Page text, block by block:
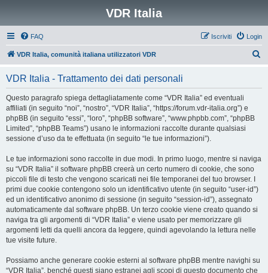
VDR Italia
FAQ Login
Iscriviti
VDR Italia, comunità italiana utilizzatori VDR
VDR Italia - Trattamento dei dati personali
Questo paragrafo spiega dettagliatamente come “VDR Italia” ed eventuali
affiliati (in seguito “noi”, “nostro”, “VDR Italia”, “https://forum.vdr-italia.org”) e
phpBB (in seguito “essi”, “loro”, “phpBB software”, “www.phpbb.com”, “phpBB
Limited”, “phpBB Teams”) usano le informazioni raccolte durante qualsiasi
sessione d’uso da te effettuata (in seguito “le tue informazioni”).
Le tue informazioni sono raccolte in due modi. In primo luogo, mentre si naviga
su “VDR Italia” il software phpBB creerà un certo numero di cookie, che sono
piccoli file di testo che vengono scaricati nei file temporanei del tuo browser. I
primi due cookie contengono solo un identificativo utente (in seguito “user-id”)
ed un identificativo anonimo di sessione (in seguito “session-id”), assegnato
automaticamente dal software phpBB. Un terzo cookie viene creato quando si
naviga tra gli argomenti di “VDR Italia” e viene usato per memorizzare gli
argomenti letti da quelli ancora da leggere, quindi agevolando la lettura nelle
tue visite future.
Possiamo anche generare cookie esterni al software phpBB mentre navighi su
“VDR Italia”, benché questi siano estranei agli scopi di questo documento che